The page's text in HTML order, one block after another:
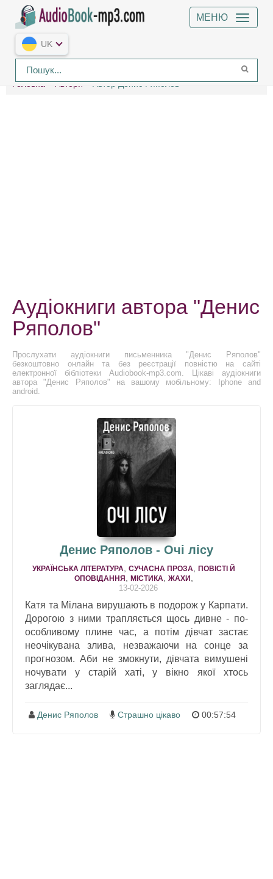
МЕНЮ
UK
Головна Автори Автор Денис Ряполов
Аудіокниги автора "Денис
Ряполов"
Прослухати аудіокниги письменника "Денис Ряполов"
безкоштовно онлайн та без реєстрації повністю на сайті
електронної бібліотеки Audiobook-mp3.com. Цікаві аудіокниги
автора "Денис Ряполов" на вашому мобільному: Iphone and
android.
Денис Ряполов - Очі лісу
УКРАЇНСЬКА ЛІТЕРАТУРА СУЧАСНА ПРОЗА
ПОВІСТІ Й
ОПОВІДАННЯ
МІСТИКА ЖАХИ
13-02-2026
Катя та Мілана вирушають в подорож у Карпати.
Дорогою з ними трапляється щось дивне - по-
особливому плине час, а потім дівчат застає
неочікувана злива, незважаючи на сонце за
прогнозом. Аби не змокнути, дівчата вимушені
ночувати у старій хаті, у вікно якої хтось
заглядає...
Денис Ряполов Страшно цікаво 00:57:54